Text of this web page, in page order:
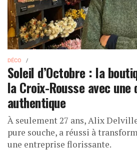
DÉCO
Soleil d’Octobre : la
la Croix-Rousse avec
authentique
À seulement 27 ans, Alix
pure souche, a réussi à
une entreprise florissante.